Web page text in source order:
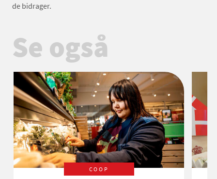
de bidrager.
Se også
COOP